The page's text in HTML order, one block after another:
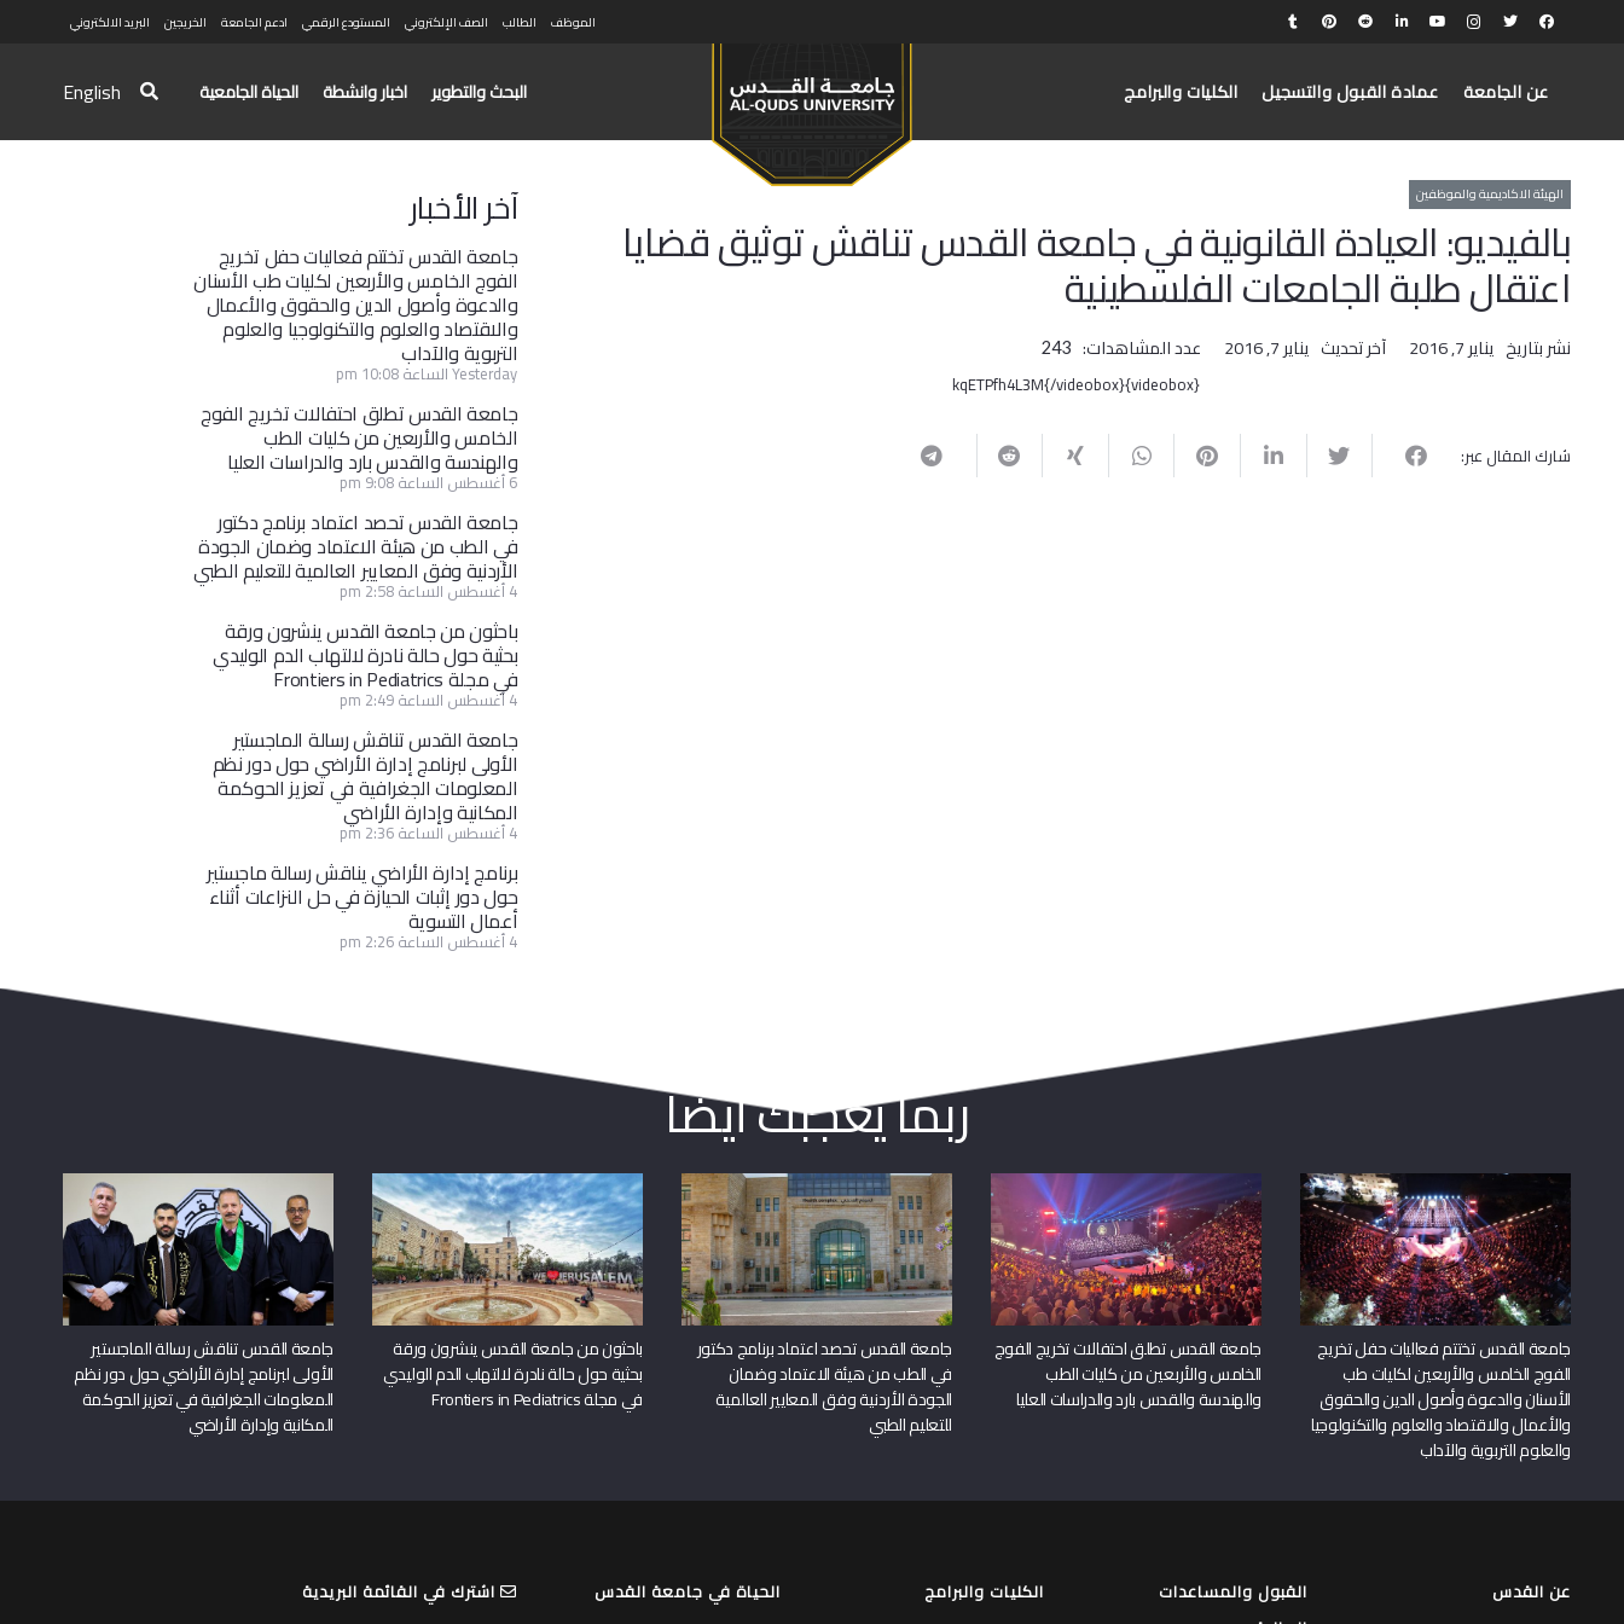
الموظف الطالب الصف الإلكتروني المستودع الرقمي ادعم الجامعة الخريجين البريد الالكتروني
عن الجامعة عمادة القبول والتسجيل الكليات والبرامج البحث والتطوير اخبار وانشطة الحياة الجامعية English
الهيئة الاكاديمية والموظفين
بالفيديو: العيادة القانونية في جامعة القدس تناقش توثيق قضايا
اعتقال طلبة الجامعات الفلسطينية
نشر بتاريخ يناير 7, 2016 آخر تحديث يناير 7, 2016 عدد المشاهدات: 243
{videobox}kqETPfh4L3M{/videobox}
شارك المقال عبر:
آخر الأخبار
جامعة القدس تختتم فعاليات حفل تخريج
الفوج الخامس والأربعين لكليات طب الأسنان
والدعوة وأصول الدين والحقوق والأعمال
والاقتصاد والعلوم والتكنولوجيا والعلوم
التربوية والآداب
Yesterday الساعة 10:08 pm
جامعة القدس تطلق احتفالات تخريج الفوج
الخامس والأربعين من كليات الطب
والهندسة والقدس بارد والدراسات العليا
6 أغسطس الساعة 9:08 pm
جامعة القدس تحصد اعتماد برنامج دكتور
في الطب من هيئة الاعتماد وضمان الجودة
الأردنية وفق المعايير العالمية للتعليم الطبي
4 أغسطس الساعة 2:58 pm
باحثون من جامعة القدس ينشرون ورقة
بحثية حول حالة نادرة لالتهاب الدم الوليدي
في مجلة Frontiers in Pediatrics
4 أغسطس الساعة 2:49 pm
جامعة القدس تناقش رسالة الماجستير
الأولى لبرنامج إدارة الأراضي حول دور نظم
المعلومات الجغرافية في تعزيز الحوكمة
المكانية وإدارة الأراضي
4 أغسطس الساعة 2:36 pm
برنامج إدارة الأراضي يناقش رسالة ماجستير
حول دور إثبات الحيازة في حل النزاعات أثناء
أعمال التسوية
4 أغسطس الساعة 2:26 pm
ربما يعجبك أيضا
جامعة القدس تختتم فعاليات حفل تخريج
الفوج الخامس والأربعين لكليات طب
الأسنان والدعوة وأصول الدين والحقوق
والأعمال والاقتصاد والعلوم والتكنولوجيا
والعلوم التربوية والآداب
جامعة القدس تطلق احتفالات تخريج الفوج
الخامس والأربعين من كليات الطب
والهندسة والقدس بارد والدراسات العليا
جامعة القدس تحصد اعتماد برنامج دكتور
في الطب من هيئة الاعتماد وضمان
الجودة الأردنية وفق المعايير العالمية
للتعليم الطبي
باحثون من جامعة القدس ينشرون ورقة
بحثية حول حالة نادرة لالتهاب الدم الوليدي
في مجلة Frontiers in Pediatrics
جامعة القدس تناقش رسالة الماجستير
الأولى لبرنامج إدارة الأراضي حول دور نظم
المعلومات الجغرافية في تعزيز الحوكمة
المكانية وإدارة الأراضي
عن القدس
القبول والمساعدات
الكليات والبرامج الحياة في جامعة القدس اشترك في القائمة البريدية